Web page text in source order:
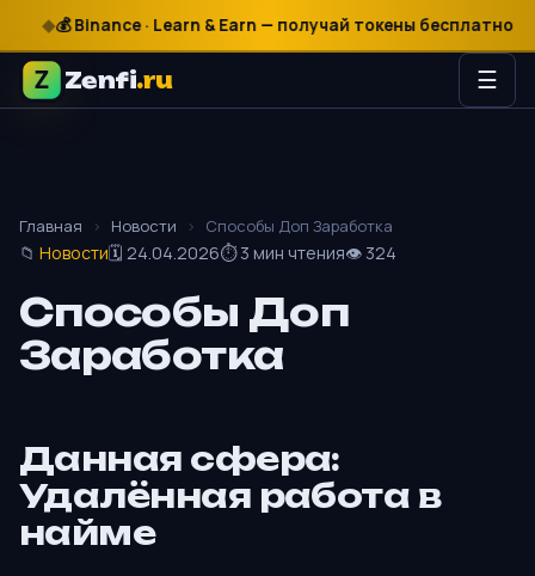
₽
$
€
💰 Binance · Learn & Earn — получай токены бесплатно
Zenfi.ru ☰
Главная › Новости › Способы Доп Заработка
📁 Новости🗓 24.04.2026⏱ 3 мин чтения👁 324
Способы Доп
Заработка
Данная сфера:
Удалённая работа в
найме